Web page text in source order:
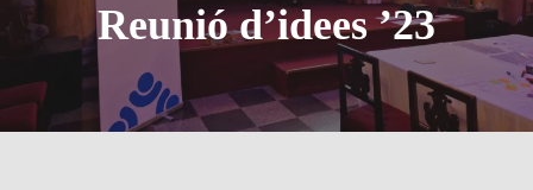
Reunió d’idees ’23